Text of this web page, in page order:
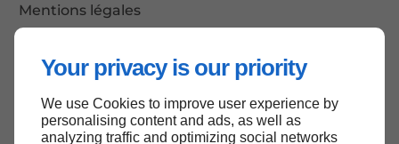
Your privacy is our priority
We use Cookies to improve user experience by
personalising content and ads, as well as
analyzing traffic and optimizing social networks
Mentions légales
Haut de page